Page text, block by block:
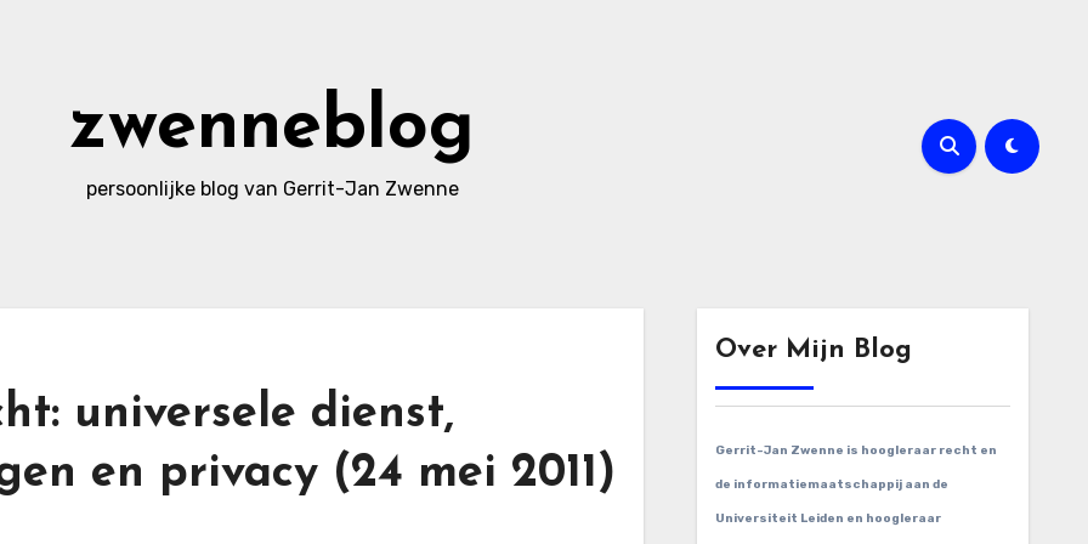
zwenneblog
persoonlijke blog van Gerrit-Jan Zwenne
universele dienst,
en privacy (24 mei 2011)
Over Mijn Blog
Gerrit-Jan Zwenne is hoogleraar recht en
de informatiemaatschappij aan de
Universiteit Leiden en hoogleraar